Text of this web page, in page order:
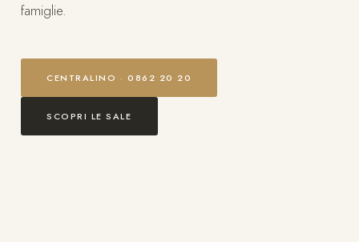
famiglie.
CENTRALINO · 0862 20 20
SCOPRI LE SALE